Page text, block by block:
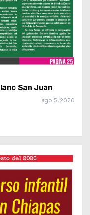
San Juan
ago 5, 2026